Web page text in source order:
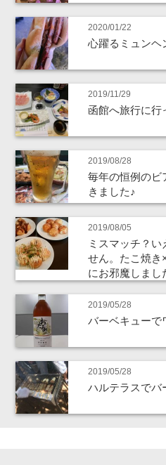
2020/01/22
心躍るミュンヘ
2019/11/29
函館へ旅行に行
2019/08/28
毎年の恒例のビ
きました♪
2019/08/05
ミスマッチ？い
せん。たこ焼き
にお邪魔しまし
2019/05/28
バーベキューで
2019/05/28
ハルテラスでバ